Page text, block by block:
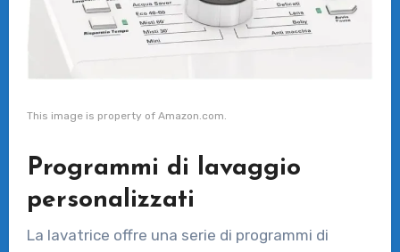
This image is property of Amazon.com.
Programmi di lavaggio
personalizzati
La lavatrice offre una serie di programmi di